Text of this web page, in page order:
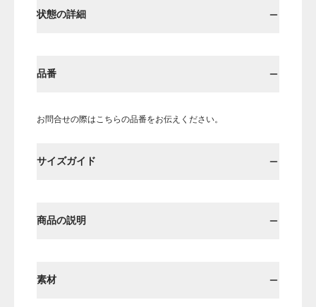
Round Round-hi
状態の詳細
品番
お問合せの際はこちらの品番をお伝えください。
サイズガイド
商品の説明
素材